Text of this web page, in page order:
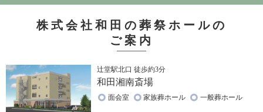
株式会社和田の葬祭ホールの
ご案内
辻堂駅北口 徒歩約3分
和田湘南斎場
面会室 家族葬ホール 一般葬ホール